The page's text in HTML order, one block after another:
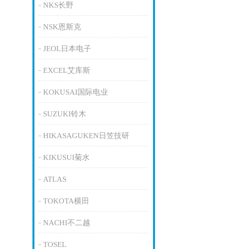
NKS长野
NSK恩斯克
JEOL日本电子
EXCEL艾库斯
KOKUSAI国际电业
SUZUKI铃木
HIKASAGUKEN日笠技研
KIKUSUI菊水
ATLAS
TOKOTA横田
NACHI不二越
TOSEL